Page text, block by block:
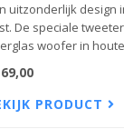
uitzonderlijk design
De speciale
woofer in
PRODUCT